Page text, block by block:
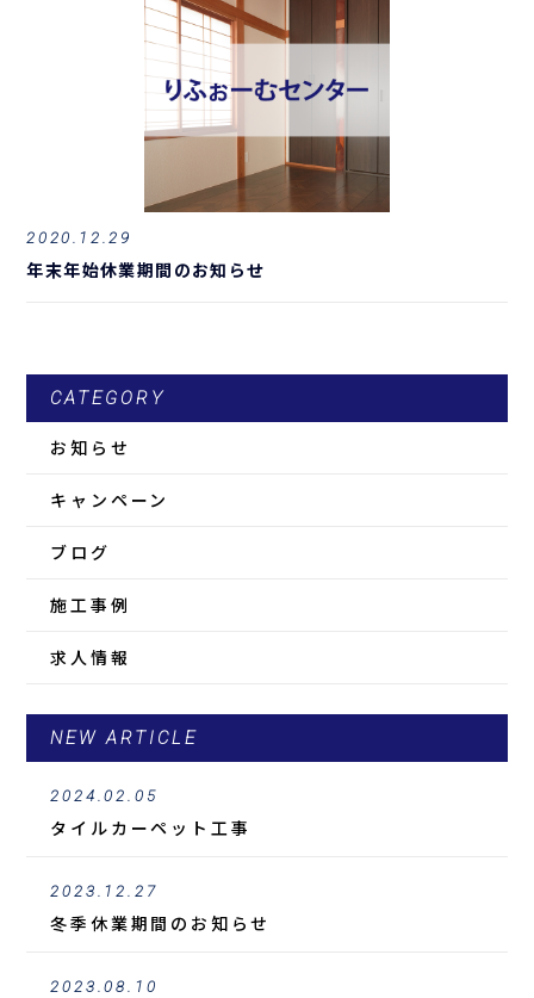
2020.12.29
年末年始休業期間のお知らせ
CATEGORY
お知らせ
キャンペーン
ブログ
施工事例
求人情報
NEW ARTICLE
2024.02.05
タイルカーペット工事
2023.12.27
冬季休業期間のお知らせ
2023.08.10